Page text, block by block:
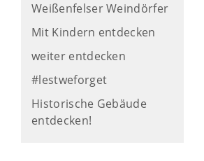
Weißenfelser Weindörfer
Mit Kindern entdecken
weiter entdecken
#lestweforget
Historische Gebäude
entdecken!